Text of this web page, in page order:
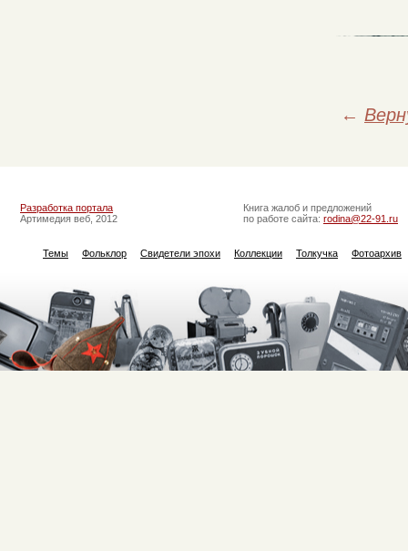
←
Разработка портала
Артимедия веб, 2012
Книга жалоб и предложений
по работе сайта: rodina@22-91.ru
Темы Фольклор Свидетели эпохи Коллекции Толкучка Фотоархив